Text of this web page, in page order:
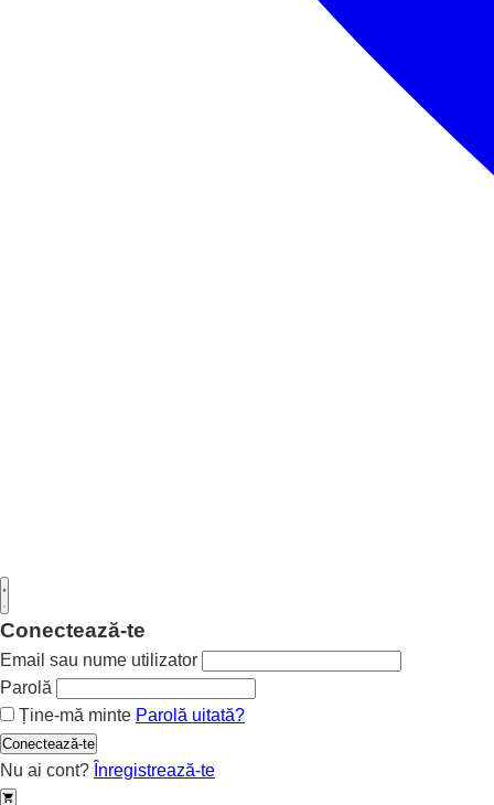
Conectează-te
Email sau nume utilizator
Parolă
Ține-mă minte Parolă uitată?
Conectează-te
Nu ai cont? Înregistrează-te